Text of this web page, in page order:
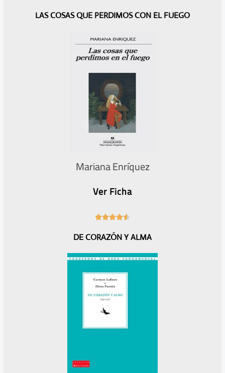
6
LAS COSAS QUE PERDIMOS CON EL FUEGO
Mariana Enríquez
Ver Ficha

6
5
DE CORAZÓN Y ALMA